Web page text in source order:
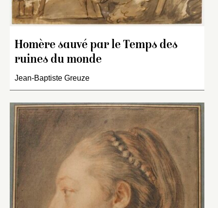
Homère sauvé par le Temps des
ruines du monde
Jean-Baptiste Greuze